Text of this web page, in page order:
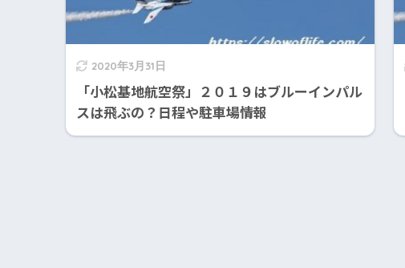
2020年3月31日
「小松基地航空祭」２０１９はブルーインパル
スは飛ぶの？日程や駐車場情報